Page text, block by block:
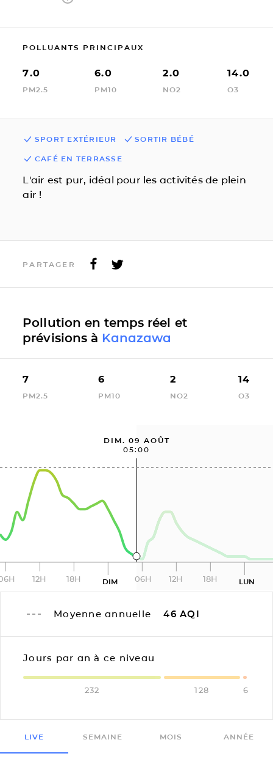
POLLUANTS PRINCIPAUX
7.0
PM2.5
6.0
PM10
2.0
NO2
14.0
O3
SPORT EXTÉRIEUR SORTIR BÉBÉ
CAFÉ EN TERRASSE
L'air est pur, idéal pour les activités de plein
air !
PARTAGER
Pollution en temps réel et
prévisions à Kanazawa
7
PM2.5
6
PM10
2
NO2
14
O3
DIM. 09 AOÛT
05:00
12H 18H DIM 06H 12H 18H LUN
Moyenne annuelle 46 AQI
Jours par an à ce niveau
232 128 6
LIVE SEMAINE MOIS ANNÉE